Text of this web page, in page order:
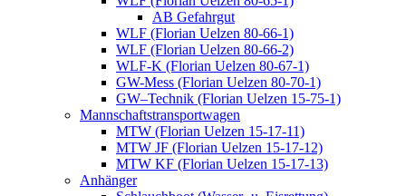
AB Gefahrgut
WLF (Florian Uelzen 80-66-1)
WLF (Florian Uelzen 80-66-2)
WLF-K (Florian Uelzen 80-67-1)
GW-Mess (Florian Uelzen 80-70-1)
GW–Technik (Florian Uelzen 15-75-1)
Mannschaftstransportwagen
MTW (Florian Uelzen 15-17-11)
MTW JF (Florian Uelzen 15-17-12)
MTW KF (Florian Uelzen 15-17-13)
Anhänger